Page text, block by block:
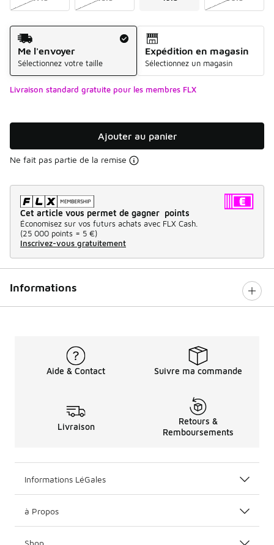
Mode d'expédition
Me l'envoyer
Sélectionnez votre taille
Expédition en magasin
Sélectionnez un magasin
Livraison standard gratuite pour les membres FLX
Ajouter au panier
Ne fait pas partie de la remise
Cet article vous permet de gagner points
Économisez sur vos futurs achats avec FLX Cash.
(25 000 points = 5 €)
Inscrivez-vous gratuitement
Informations
Aide & Contact Suivre ma commande
Livraison
Retours &
Remboursements
Informations LéGales
à Propos